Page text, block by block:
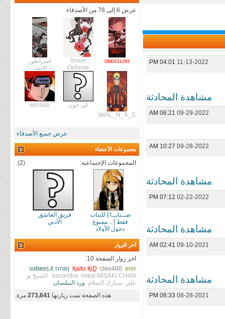
11-13-2022
04:01 PM
مشاهدة المحادثة
09-29-2022
06:21 AM
09-28-2022
10:27 AM
مشاهدة المحادثة
02-22-2022
07:12 PM
مشاهدة المحادثة
09-10-2021
02:41 AM
مشاهدة المحادثة
08-28-2021
08:33 PM
عرض 6 إلى 76 من الأصدقاء
αвɒєʟʟαн
Inoue
Orihime
امبراطور
الانمي
GAMAL_N_A_S
لي جون secelia
عرض جميع الأصدقاء
مجموعات الأعضاء
(2) المجموعات الإجتماعية:
صــبايــا [ للبنات
فقط ] .. ممنوع
دخول الأولاد
فريق العاشق
الأدبي
آخر الزوار
اخر زوار الصفحة 10:
ѕαℓмαη.∂.тιтαη
Қaito ҚiḒ cleo400 eror
kasandra mikal MISAKI CHAN
الشيخ بو
علي سبارك السلام ورد البيلسان
هذه الصفحة تمت زيارتها 273,641 مرة